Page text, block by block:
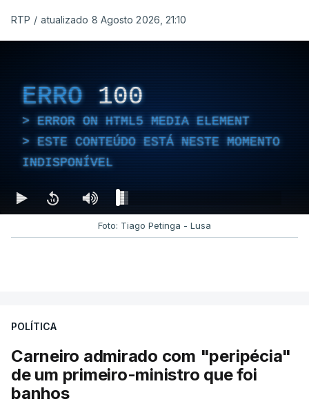
RTP / atualizado 8 Agosto 2026, 21:10
ERRO 100
ERROR ON HTML5 MEDIA ELEMENT
ESTE CONTEÚDO ESTÁ NESTE MOMENTO
INDISPONÍVEL
Foto: Tiago Petinga - Lusa
POLÍTICA
Carneiro admirado com "peripécia"
de um primeiro-ministro que foi
banhos